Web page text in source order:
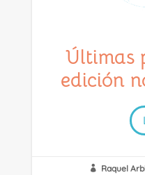
Últimas
edición
 Raquel